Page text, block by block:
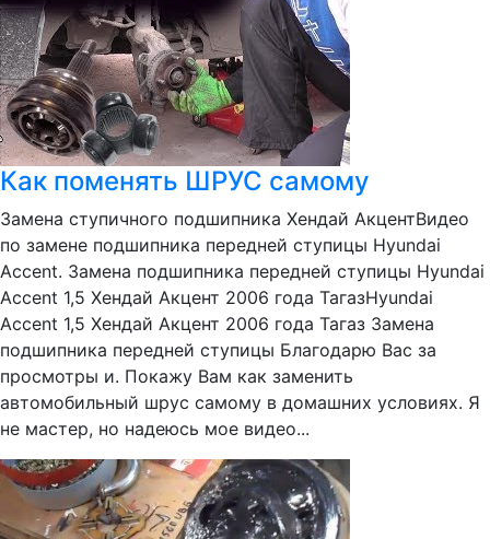
Как поменять ШРУС самому
Замена ступичного подшипника Хендай АкцентВидео
по замене подшипника передней ступицы Hyundai
Accent. Замена подшипника передней ступицы Hyundai
Accent 1,5 Хендай Акцент 2006 года ТагазHyundai
Accent 1,5 Хендай Акцент 2006 года Тагаз Замена
подшипника передней ступицы Благодарю Вас за
просмотры и. Покажу Вам как заменить
автомобильный шрус самому в домашних условиях. Я
не мастер, но надеюсь мое видео...